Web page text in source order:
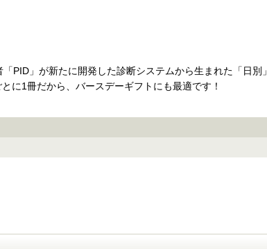
PID」が新たに開発した診断システムから生まれた「日別」
に1冊だから、バースデーギフトにも最適です！